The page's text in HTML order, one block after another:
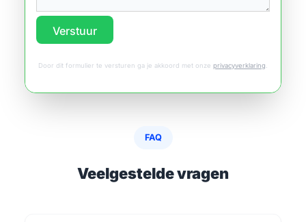
Verstuur
Door dit formulier te versturen ga je akkoord met onze privacyverklaring
FAQ
Veelgestelde vragen